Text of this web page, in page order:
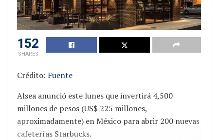
152
SHARES
Crédito: Fuente
Alsea anunció este lunes que invertirá 4,500
millones de pesos (US$ 225 millones,
aproximadamente) en México para abrir 200 nuevas
cafeterías Starbucks.